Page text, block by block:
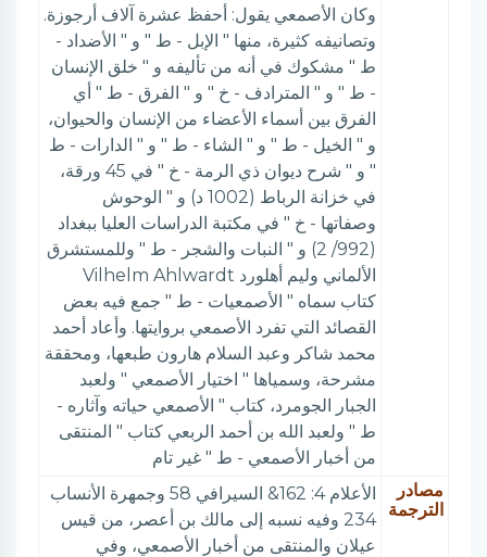
وكان الأصمعي يقول: أحفظ عشرة آلاف أرجوزة.
وتصانيفه كثيرة، منها " الإبل - ط " و " الأضداد -
ط " مشكوك في أنه من تأليفه و " خلق الإنسان
- ط " و " المترادف - خ " و " الفرق - ط " أي
الفرق بين أسماء الأعضاء من الإنسان والحيوان،
و " الخيل - ط " و " الشاء - ط " و " الدارات - ط
" و " شرح ديوان ذي الرمة - خ " في 45 ورقة،
في خزانة الرباط (1002 د) و " الوحوش
وصفاتها - خ " في مكتبة الدراسات العليا ببغداد
(992/ 2) و " النبات والشجر - ط " وللمستشرق
الألماني وليم أهلورد Vilhelm Ahlwardt
كتاب سماه " الأصمعيات - ط " جمع فيه بعض
القصائد التي تفرد الأصمعي بروايتها. وأعاد أحمد
محمد شاكر وعبد السلام هارون طبعها، ومحققة
مشرحة، وسمياها " اختيار الأصمعي " ولعبد
الجبار الجومرد، كتاب " الأصمعي حياته وآثاره -
ط " ولعبد الله بن أحمد الربعي كتاب " المنتقى
من أخبار الأصمعي - ط " غير تام
مصادر
الترجمة
الأعلام 4: 162& السيرافي 58 وجمهرة الأنساب
234 وفيه نسبه إلى مالك بن أعصر، من قيس
عيلان والمنتقى من أخبار الأصمعي، وفي